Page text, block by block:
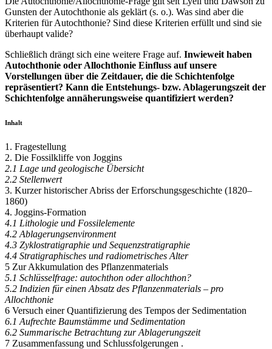
Gunsten der Autochthonie als geklärt (s. o.). Was sind aber die
Kriterien für Autochthonie? Sind diese Kriterien erfüllt und sind sie
überhaupt valide?
Schließlich drängt sich eine weitere Frage auf. Inwieweit haben
Autochthonie oder Allochthonie Einfluss auf unsere
Vorstellungen über die Zeitdauer, die die Schichtenfolge
repräsentiert? Kann die Entstehungs- bzw. Ablagerungszeit der
Schichtenfolge annäherungsweise quantifiziert werden?
Inhalt
1. Fragestellung
2. Die Fossilkliffe von Joggins
2.1 Lage und geologische Übersicht
2.2 Stellenwert
3. Kurzer historischer Abriss der Erforschungsgeschichte (1820–
1860)
4. Joggins-Formation
4.1 Lithologie und Fossilelemente
4.2 Ablagerungsenvironment
4.3 Zyklostratigraphie und Sequenzstratigraphie
4.4 Stratigraphisches und radiometrisches Alter
5 Zur Akkumulation des Pflanzenmaterials
5.1 Schlüsselfrage: autochthon oder allochthon?
5.2 Indizien für einen Absatz des Pflanzenmaterials – pro
Allochthonie
6 Versuch einer Quantifizierung des Tempos der Sedimentation
6.1 Aufrechte Baumstämme und Sedimentation
6.2 Summarische Betrachtung zur Ablagerungszeit
7 Zusammenfassung und Schlussfolgerungen .